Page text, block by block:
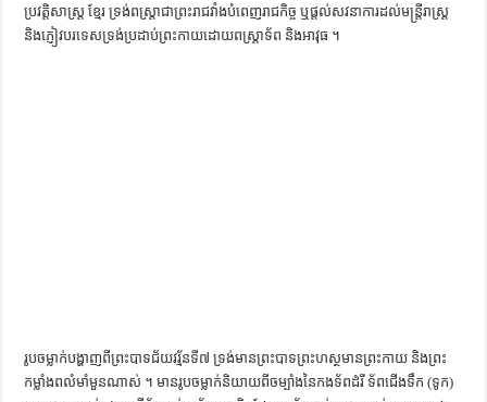
ប្រវត្ដិសាស្ដ្រ​ ខ្មែរ ​ទ្រង់​ពស្ដ្រា​ជា​ព្រះរាជវាំង​បំពេញ​រាជកិច្ច​ ​ឬ​ផ្ដល់​សវនាការ​ដល់​មន្ដ្រី​រាស្ដ្រ​
និង​ភ្ញៀវ​បរទេស​ទ្រង់​ប្រដាប់​ព្រះ​កាយ​ដោយ​ពស្ដ្រា​ទ័ព​ និង​អាវុធ ។
រូបចម្លាក់​បង្ហាញ​ពី​ព្រះបាទ​ជ័យវរ្ម័ន​ទី​៧​ ទ្រង់មាន​ព្រះបាទ​ព្រះហស្ថ​មាន​ព្រះ​កាយ​ និង​ព្រះ​
កម្លាំង​ពលំ​មាំមួន​ណាស់ ។ មាន​រូបចម្លាក់​និយាយ​ពី​ចម្បាំង​នៃ​កងទ័ព​ដំរី​ ​ទ័ព​ជើងទឹក​ (ទូក)